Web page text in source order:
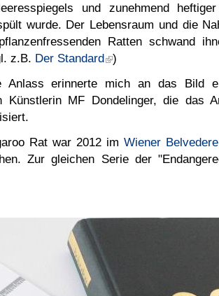
und zunehmend
wurde. Der Lebensraum und die
Ratten schwand
z.B. Der Standard )
Anlass erinnerte mich an das Bild
Künstlerin MF Dondelinger, die das
Rat war 2012 im Wiener
Zur gleichen Serie der